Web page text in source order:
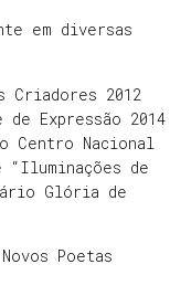
em diversas
2012
Expressão 2014
Centro Nacional
de
Glória de
Poetas